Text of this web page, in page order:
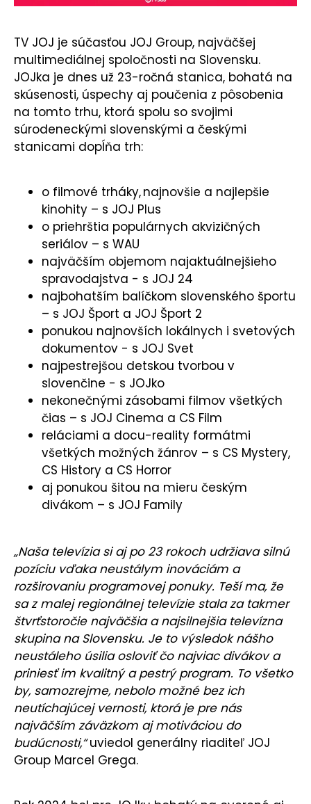
TV JOJ je súčasťou JOJ Group, najväčšej
multimediálnej spoločnosti na Slovensku.
JOJka je dnes už 23-ročná stanica, bohatá na
skúsenosti, úspechy aj poučenia z pôsobenia
na tomto trhu, ktorá spolu so svojimi
súrodeneckými slovenskými a českými
stanicami dopĺňa trh:
o filmové trháky, najnovšie a najlepšie
kinohity – s JOJ Plus
o priehrštia populárnych akvizičných
seriálov – s WAU
najväčším objemom najaktuálnejšieho
spravodajstva - s JOJ 24
najbohatším balíčkom slovenského športu
– s JOJ Šport a JOJ Šport 2
ponukou najnovších lokálnych i svetových
dokumentov - s JOJ Svet
najpestrejšou detskou tvorbou v
slovenčine - s JOJko
nekonečnými zásobami filmov všetkých
čias – s JOJ Cinema a CS Film
reláciami a docu-reality formátmi
všetkých možných žánrov – s CS Mystery,
CS History a CS Horror
aj ponukou šitou na mieru českým
divákom – s JOJ Family
„Naša televízia si aj po 23 rokoch udržiava silnú
pozíciu vďaka neustálym inováciám a
rozširovaniu programovej ponuky. Teší ma, že
sa z malej regionálnej televízie stala za takmer
štvrťstoročie najväčšia a najsilnejšia televízna
skupina na Slovensku. Je to výsledok nášho
neustáleho úsilia osloviť čo najviac divákov a
priniesť im kvalitný a pestrý program. To všetko
by, samozrejme, nebolo možné bez ich
neutíchajúcej vernosti, ktorá je pre nás
najväčším záväzkom aj motiváciou do
budúcnosti,“uviedol generálny riaditeľ JOJ
Group Marcel Grega.